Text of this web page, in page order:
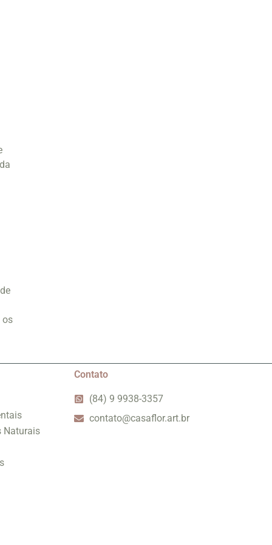
os
Naturais
Contato
(84) 9 9938-3357
contato@casaflor.art.br